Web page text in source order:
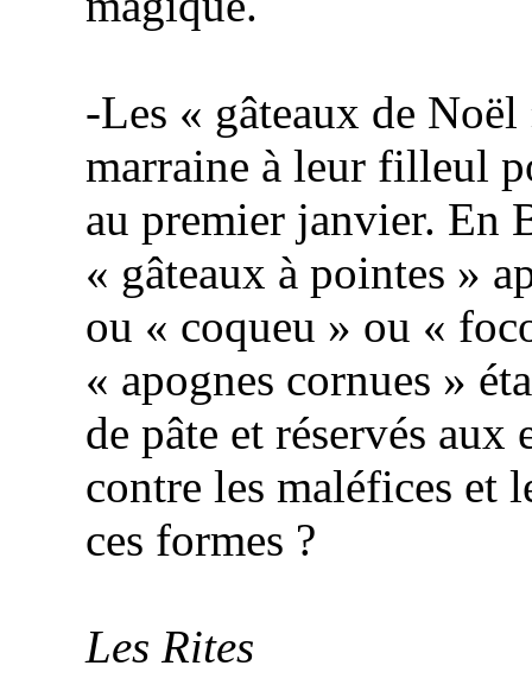
-Les « gâteaux de
marraine à leur filleul
au premier janvier. En
« gâteaux à pointes »
ou « coqueu » ou «
« apognes cornues »
de pâte et réservés aux
contre les maléfices et
ces formes ?
Les Rites